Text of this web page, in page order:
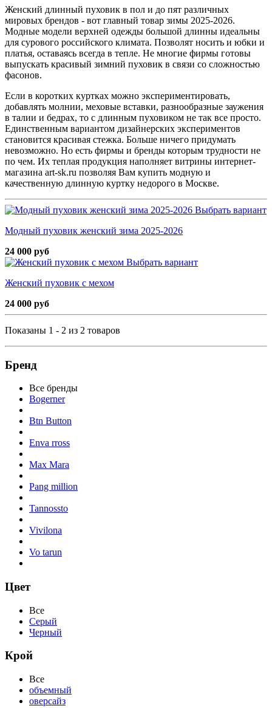
Женский длинный пуховик в пол и до пят различных
мировых брендов - вот главный товар зимы 2025-2026.
Модные модели верхней одежды большой длинны идеальны
для сурового российского климата. Позволят носить и юбки и
платья, оставаясь всегда в тепле. Не многие фирмы готовы
выпускать красивый зимний пуховик в связи со сложностью
фасонов.
Если в коротких куртках можно экспериментировать,
добавлять молнии, меховые вставки, разнообразные заужения
в талии и бедрах, то с длинным пуховиком не так все просто.
Единственным вариантом дизайнерских экспериментов
становится красивая стежка. Больше ничего придумать
невозможно. Но есть фирмы и бренды которым трудности не
по чем. Их теплая продукция наполняет витрины интернет-
магазина art-sk.ru позволяя Вам купить модную и
качественную длинную куртку недорого в Москве.
Выбрать вариант
Модный пуховик женский зима 2025-2026
24 000 руб
Выбрать вариант
Женский пуховик с мехом
24 000 руб
Показаны 1 - 2 из 2 товаров
Бренд
Все бренды
Bogerner
Btn Button
Enva rross
Max Mara
Pang million
Tannossto
Vivilona
Vo tarun
Цвет
Все
Серый
Черный
Крой
Все
объемный
оверсайз